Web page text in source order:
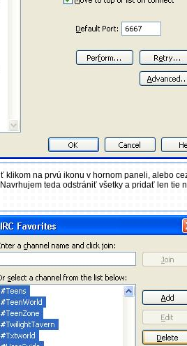
klikom na prvú ikonu v hornom paneli, alebo
teda odstrániť všetky a pridať len tie